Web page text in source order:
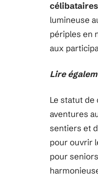
lumineuse
périples en
aux
Lire
Le statut de
aventures
sentiers et
pour ouvrir
pour